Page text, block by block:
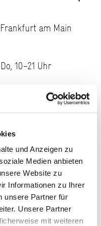
und Anzeigen zu
Medien anbieten
Website zu
Informationen zu Ihrer
unsere Partner für
Unsere Partner
mit weiteren
am Main
10–21 Uhr